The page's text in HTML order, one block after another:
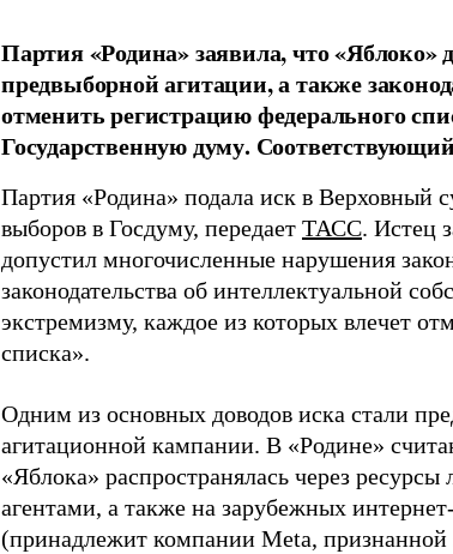
Партия «Родина» заявила, что
предвыборной агитации, а также
отменить регистрацию федерального
Государственную думу.
Партия «Родина» подала иск в Верховный
выборов в Госдуму, передает ТАСС. Истец
допустил многочисленные нарушения
законодательства об интеллектуальной
экстремизму, каждое из которых влечет
списка».
Одним из основных доводов иска стали
агитационной кампании. В «Родине»
«Яблока» распространялась через
агентами, а также на зарубежных
(принадлежит компании Meta, признанной